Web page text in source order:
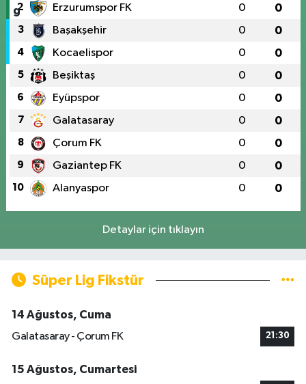
2 Erzurumspor FK 0 0
3 Başakşehir 0 0
4 Kocaelispor 0 0
5 Beşiktaş 0 0
6 Eyüpspor 0 0
7 Galatasaray 0 0
8 Çorum FK 0 0
9 Gaziantep FK 0 0
10 Alanyaspor 0 0
Detaylar için tıklayın
Süper Lig Fikstür
14 Ağustos, Cuma
Galatasaray - Çorum FK
21:30
15 Ağustos, Cumartesi